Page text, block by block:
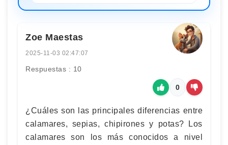
Zoe Maestas
2025-11-03 02:47:07
Respuestas : 10
0
¿Cuáles son las principales diferencias entre
calamares, sepias, chipirones y potas? Los
calamares son los más conocidos a nivel